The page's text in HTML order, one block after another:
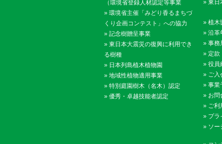
（環境省登録人材認定等事業
» 環境省主催「みどり香るまちづ
くり企画コンテスト」への協力
» 記念樹贈呈事業
» 東日本大震災の復興に利用でき
る樹種
» 日本列島植木植物園
» 地域性植物適用事業
» 特別庭園樹木（名木）認定
» 優秀・卓越技能者認定
» 東日
» 植木
» 沿革
» 事務
» 定款
» 役員
» ご入
» 事業
» お問
» ご利
» プラ
» ソー